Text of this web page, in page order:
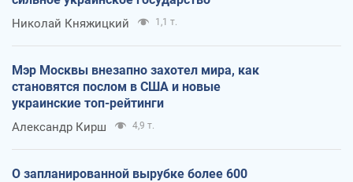
Николай Княжицкий 1,1 т.
Мэр Москвы внезапно захотел мира, как
становятся послом в США и новые
украинские топ-рейтинги
Александр Кирш 4,9 т.
О запланированной вырубке более 600